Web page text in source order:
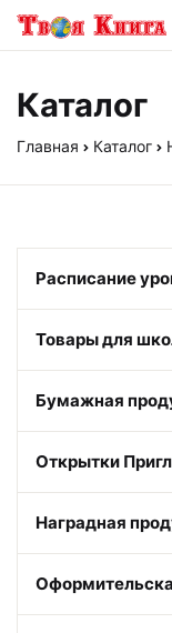
Каталог
Главная Каталог
Расписание
Товары для
Бумажная
Открытки
Наградная